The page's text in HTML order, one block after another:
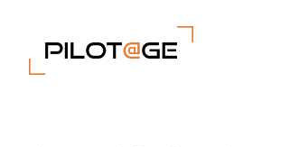
contenu